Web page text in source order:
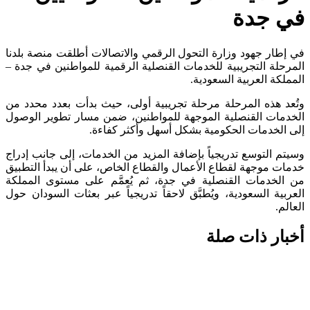
جدة
إطار جهود وزارة التحول الرقمي والاتصالات أطلقت منصة بلدنا
التجريبية للخدمات القنصلية الرقمية للمواطنين في جدة –
العربية السعودية.
هذه المرحلة مرحلة تجريبية أولى، حيث بدأت بعدد محدد من
القنصلية الموجهة للمواطنين، ضمن مسار تطوير الوصول
الخدمات الحكومية بشكل أسهل وأكثر كفاءة.
التوسع تدريجياً بإضافة المزيد من الخدمات، إلى جانب إدراج
موجهة لقطاع الأعمال والقطاع الخاص، على أن يبدأ التطبيق
الخدمات القنصلية في جدة، ثم يُعمَّم على مستوى المملكة
السعودية، ويُطبَّق لاحقاً تدريجياً عبر بعثات السودان حول
ذات صلة